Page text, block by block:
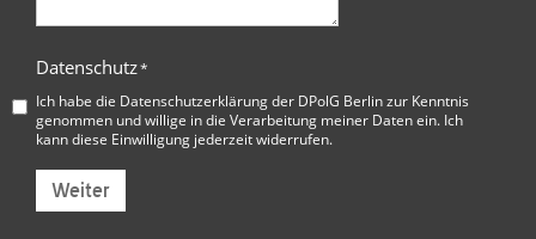
Datenschutz*
Ich habe die Datenschutzerklärung der DPolG Berlinzur Kenntnis
genommen und willige in die Verarbeitung meiner Daten ein. Ich
kann diese Einwilligung jederzeit widerrufen.
Weiter